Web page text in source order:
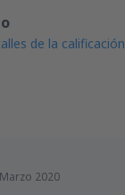
Marzo 2020
de la calificación